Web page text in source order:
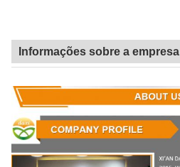
Informações sobre a empresa